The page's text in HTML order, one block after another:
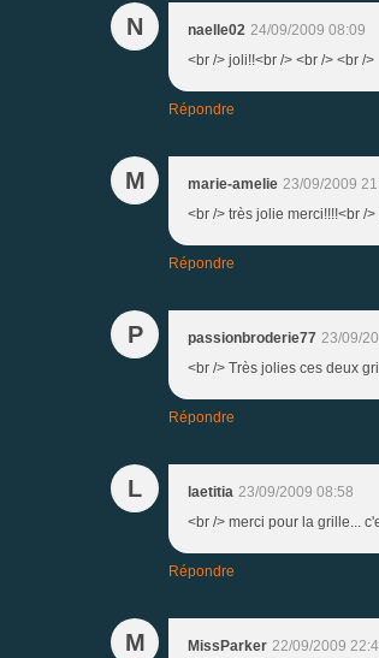
N naelle02 24/09/2009 08:09
<br /> joli!!<br /> <br /> <br />
Répondre
M marie-amelie 23/09/2009
<br /> très jolie merci!!!!<br /
Répondre
P passionbroderie77 23/09/
<br /> Très jolies ces deux
Répondre
L laetitia 23/09/2009 08:58
<br /> merci pour la grille...
Répondre
M MissParker 22/09/2009